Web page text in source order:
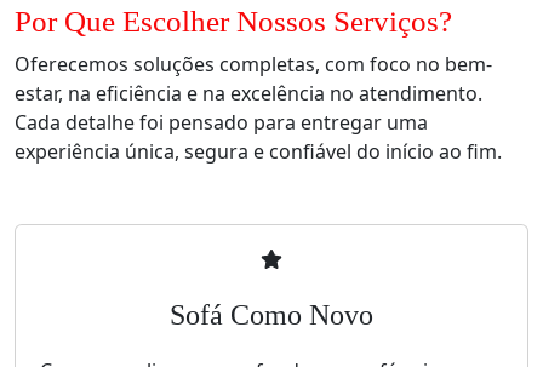
Por Que Escolher Nossos Serviços?
Oferecemos soluções completas, com foco no bem-
estar, na eficiência e na excelência no atendimento.
Cada detalhe foi pensado para entregar uma
experiência única, segura e confiável do início ao fim.
Sofá Como Novo